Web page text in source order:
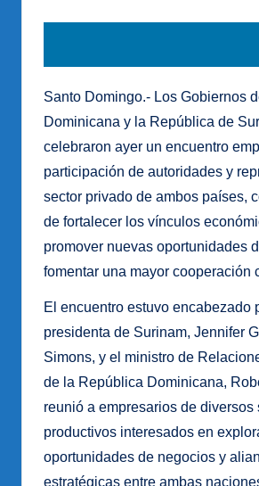
Santo Domingo.- Los Gobiernos
Dominicana y la República de
celebraron ayer un encuentro
participación de autoridades y
sector privado de ambos países,
de fortalecer los vínculos
promover nuevas oportunidades
fomentar una mayor cooperación
El encuentro estuvo encabezado
presidenta de Surinam, Jennifer
Simons, y el ministro de
de la República Dominicana,
reunió a empresarios de diversos
productivos interesados en
oportunidades de negocios y
estratégicas entre ambas